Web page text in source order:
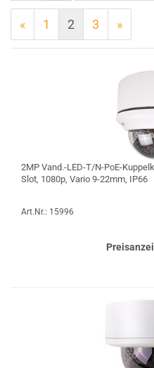
« 1 2 3 »
2MP Vand.-LED-T/N-PoE-
Slot, 1080p, Vario 9-22mm, IP66
Art.Nr.: 15996